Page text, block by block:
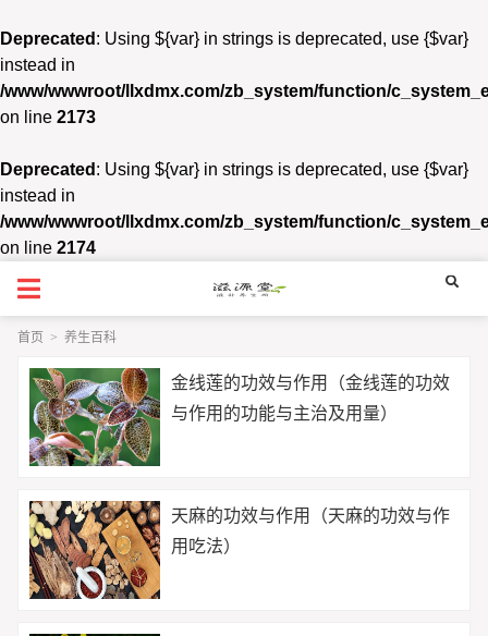
Deprecated : Using ${var} in strings is deprecated, use {$var}
instead in
/www/wwwroot/llxdmx.com/zb_system/function/
on line 2173
Deprecated : Using ${var} in strings is deprecated, use {$var}
instead in
/www/wwwroot/llxdmx.com/zb_system/function/
on line 2174
首页 > 养生百科
金线莲的功效与作用（金线莲的功效
与作用的功能与主治及用量）
天麻的功效与作用（天麻的功效与作
用吃法）